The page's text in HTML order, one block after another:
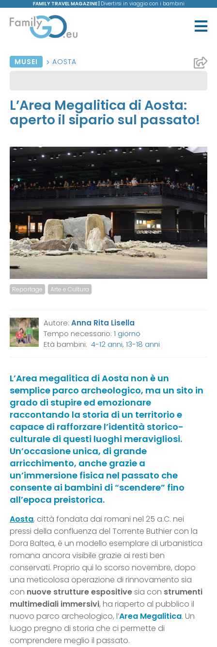
FAMILY TRAVEL MAGAZINE | Divertirsi in viaggio con i bambini
MUSEI AOSTA
L’Area Megalitica di Aosta:
aperto il sipario sul passato!
Reportage Arte e Cultura
Autore: Anna Rita Lisella
Tempo necessario: 1 giorno
Età bambini: 4-12 anni, 13-18 anni
L’Area megalitica di Aosta non è un
semplice parco archeologico, ma un sito in
grado di stupire ed emozionare
raccontando la storia di un territorio e
capace di rafforzare l’identità storico-
culturale di questi luoghi meravigliosi.
Un’occasione unica, di grande
arricchimento, anche grazie a
un’immersione fisica nel passato che
consente ai bambini di “scendere” fino
all’epoca preistorica.
Aosta, città fondata dai romani nel 25 a.C. nei
pressi della confluenza del Torrente Buthier con la
Dora Baltea, è un modello esemplare di urbanistica
romana ancora visibile grazie ai resti ben
conservati. Proprio qui lo scorso novembre, dopo
una meticolosa operazione di rinnovamento sia
con nuove strutture espositivesia con strumenti
multimediali immersivi, ha riaperto al pubblico il
nuovo parco archeologico, l’Area Megalitica. Un
luogo pregno di storia che ci permette di
comprendere meglio il passato.